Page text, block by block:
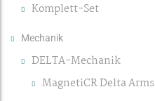
Komplett-Set
Mechanik
DELTA-Mechanik
MagnetiCR Delta Arms